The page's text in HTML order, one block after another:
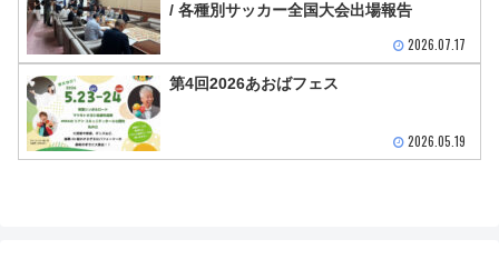
/ 各種別サッカー全国大会出場報告
2026.07.17
第4回2026あおばフェス
2026.05.19